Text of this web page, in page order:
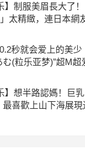
】制服美眉長大了
」太精緻，連日本網
秒就会爱上的美少
む(粒乐亚梦)”超M超
】想半路認媽！巨乳
喜歡上山下海展現